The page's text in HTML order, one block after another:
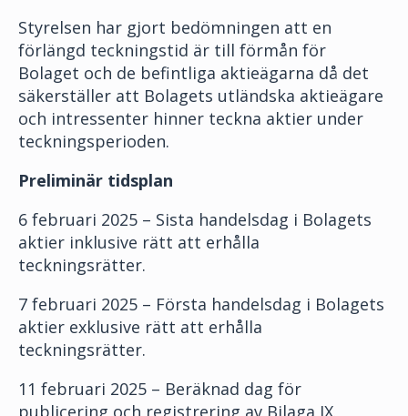
Styrelsen har gjort bedömningen att en
förlängd teckningstid är till förmån för
Bolaget och de befintliga aktieägarna då det
säkerställer att Bolagets utländska aktieägare
och intressenter hinner teckna aktier under
teckningsperioden.
Preliminär tidsplan
6 februari 2025 – Sista handelsdag i Bolagets
aktier inklusive rätt att erhålla
teckningsrätter.
7 februari 2025 – Första handelsdag i Bolagets
aktier exklusive rätt att erhålla
teckningsrätter.
11 februari 2025 – Beräknad dag för
publicering och registrering av Bilaga IX.